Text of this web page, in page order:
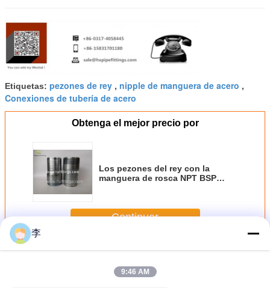
Etiquetas: pezones de rey , nipple de manguera de acero ,
Conexiones de tubería de acero
Obtenga el mejor precio por
Los pezones del rey con la
manguera de rosca NPT BSP
Continuar
MásPezones de rey
李
9:46 AM